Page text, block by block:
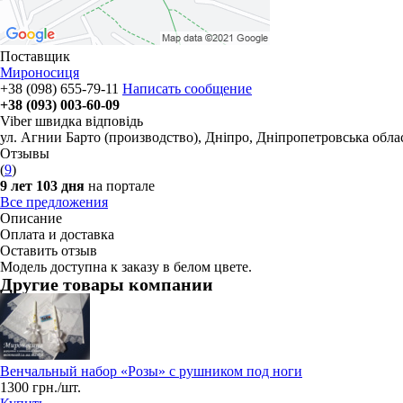
Поставщик
Мироносиця
+38 (098) 655-79-11 Написать сообщение
+38 (093) 003-60-09
Viber швидка відповідь
ул. Агнии Барто (производство), Дніпро, Дніпропетровська
Отзывы
(9)
9 лет 103 дня на портале
Все предложения
Описание
Оплата и доставка
Оставить отзыв
Модель доступна к заказу в белом цвете.
Другие товары компании
Венчальный набор «Розы» с рушником под ноги
1300 грн./шт.